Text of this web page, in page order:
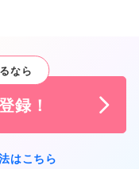
なら
録！
はこちら